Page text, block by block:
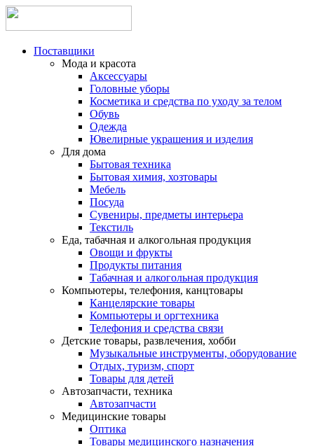
Поставщики
Мода и красота
Аксессуары
Головные уборы
Косметика и средства по уходу за телом
Обувь
Одежда
Ювелирные украшения и изделия
Для дома
Бытовая техника
Бытовая химия, хозтовары
Мебель
Посуда
Сувениры, предметы интерьера
Текстиль
Еда, табачная и алкогольная продукция
Овощи и фрукты
Продукты питания
Табачная и алкогольная продукция
Компьютеры, телефония, канцтовары
Канцелярские товары
Компьютеры и оргтехника
Телефония и средства связи
Детские товары, развлечения, хобби
Музыкальные инструменты, оборудование
Отдых, туризм, спорт
Товары для детей
Автозапчасти, техника
Автозапчасти
Медицинские товары
Оптика
Товары медицинского назначения